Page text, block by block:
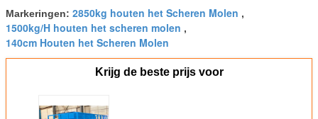
Markeringen: 2850kg houten het Scheren Molen ,
1500kg/H houten het scheren molen ,
140cm Houten het Scheren Molen
Krijg de beste prijs voor